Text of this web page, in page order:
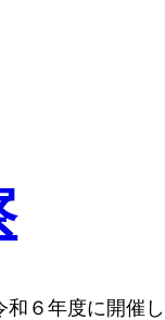
６年度に開催